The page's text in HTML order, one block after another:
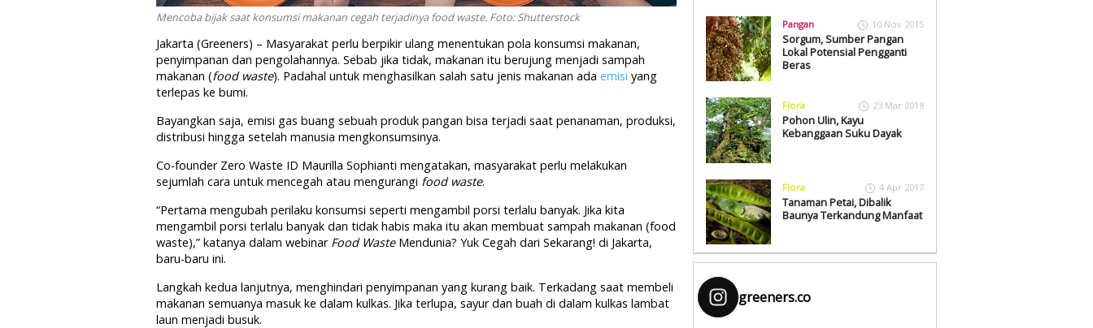
Mencoba bijak saat konsumsi makanan cegah terjadinya food waste. Foto: Shutterstock
Jakarta (Greeners) – Masyarakat perlu berpikir ulang menentukan pola konsumsi makanan,
penyimpanan dan pengolahannya. Sebab jika tidak, makanan itu berujung menjadi sampah
makanan (food waste). Padahal untuk menghasilkan salah satu jenis makanan ada emisi yang
terlepas ke bumi.
Bayangkan saja, emisi gas buang sebuah produk pangan bisa terjadi saat penanaman, produksi,
distribusi hingga setelah manusia mengkonsumsinya.
Co-founder Zero Waste ID Maurilla Sophianti mengatakan, masyarakat perlu melakukan
sejumlah cara untuk mencegah atau mengurangi food waste.
“Pertama mengubah perilaku konsumsi seperti mengambil porsi terlalu banyak. Jika kita
mengambil porsi terlalu banyak dan tidak habis maka itu akan membuat sampah makanan (food
waste),” katanya dalam webinar Food WasteMendunia? Yuk Cegah dari Sekarang! di Jakarta,
baru-baru ini.
Langkah kedua lanjutnya, menghindari penyimpanan yang kurang baik. Terkadang saat membeli
makanan semuanya masuk ke dalam kulkas. Jika terlupa, sayur dan buah di dalam kulkas lambat
laun menjadi busuk.
Pangan 10 Nov 2015
Sorgum, Sumber Pangan
Lokal Potensial Pengganti
Beras
Flora 23 Mar 2018
Pohon Ulin, Kayu
Kebanggaan Suku Dayak
Flora 4 Apr 2017
Tanaman Petai, Dibalik
Baunya Terkandung Manfaat
greeners.co